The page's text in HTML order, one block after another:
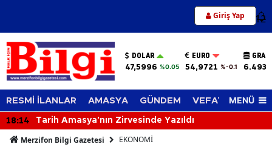
Giriş Yap 12
DOLAR
47,5996 %0.05
EURO
54,9721 %-0.1
RESMİ İLANLAR AMASYA GÜNDEM VEFAT EDENLER
MENÜ
18:14 Tarih Amasya'nın Zirvesinde Yazıldı
Merzifon Bilgi Gazetesi EKONOMİ